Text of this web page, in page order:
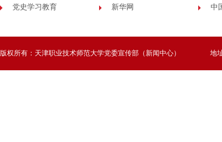
党史学习教育 新华网 中
版权所有：天津职业技术师范大学党委宣传部（新闻中心） 地